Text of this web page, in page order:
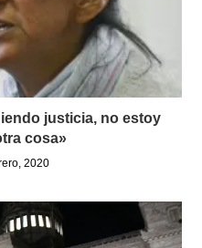
justicia, no estoy
cosa»
2020